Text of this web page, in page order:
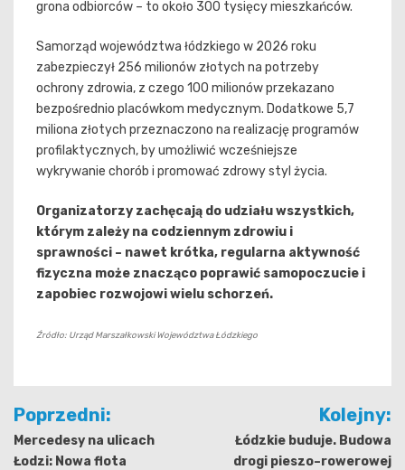
grona odbiorców – to około 300 tysięcy mieszkańców.
Samorząd województwa łódzkiego w 2026 roku
zabezpieczył 256 milionów złotych na potrzeby
ochrony zdrowia, z czego 100 milionów przekazano
bezpośrednio placówkom medycznym. Dodatkowe 5,7
miliona złotych przeznaczono na realizację programów
profilaktycznych, by umożliwić wcześniejsze
wykrywanie chorób i promować zdrowy styl życia.
Organizatorzy zachęcają do udziału wszystkich,
którym zależy na codziennym zdrowiu i
sprawności – nawet krótka, regularna aktywność
fizyczna może znacząco poprawić samopoczucie i
zapobiec rozwojowi wielu schorzeń.
Źródło: Urząd Marszałkowski Województwa Łódzkiego
Nawigacja
wpisu
Poprzedni:
Mercedesy na ulicach
Łodzi: Nowa flota
Kolejny:
Łódzkie buduje. Budowa
drogi pieszo–rowerowej